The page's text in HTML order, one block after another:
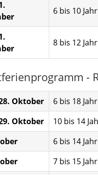
6 bis 10
8 bis 12
-
Oktober 6 bis 18
Oktober
10 bis 14
6 bis 14
7 bis 15